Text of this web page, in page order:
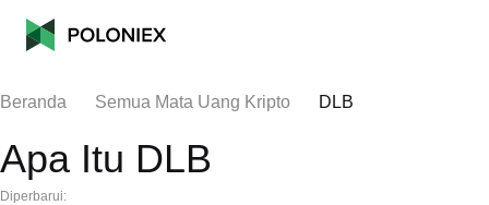
Beranda Semua Mata Uang Kripto DLB
Apa Itu DLB
Diperbarui: